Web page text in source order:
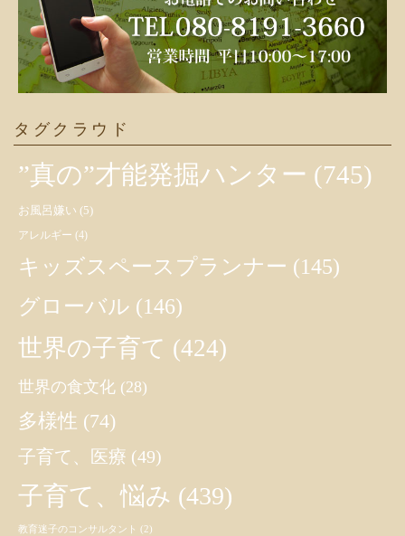
タグクラウド
”真の”才能発掘ハンター (745)
お風呂嫌い (5)
アレルギー (4)
キッズスペースプランナー (145)
グローバル (146)
世界の子育て (424)
世界の食文化 (28)
多様性 (74)
子育て、医療 (49)
子育て、悩み (439)
教育迷子のコンサルタント (2)